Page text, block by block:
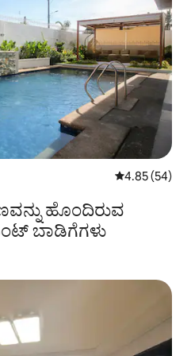
5 ರಲ್ಲಿ 4.85
4.85 (54)
ಹೊಂದಿರುವ
ಬಾಡಿಗೆಗಳು